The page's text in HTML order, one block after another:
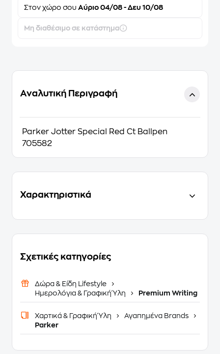
Στον χώρο σου Αύριο 04/08 - Δευ 10/08
Μη διαθέσιμο σε κατάστημα
Αναλυτική Περιγραφή
Parker Jotter Special Red Ct Ballpen
705582
Χαρακτηριστικά
Σχετικές κατηγορίες
Δώρα & Είδη Lifestyle
Ημερολόγια & Γραφική Ύλη
Premium Writing
Χαρτικά & Γραφική Ύλη
Αγαπημένα Brands
Parker